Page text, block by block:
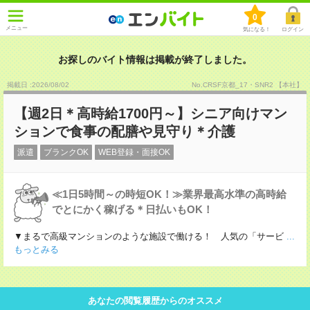
メニュー
0
気になる！ ログイン
お探しのバイト情報は掲載が終了しました。
掲載日 :2026/08/02 No.CRSF京都_17・SNR2 【本社】
【週2日＊高時給1700円～】シニア向けマン
ションで食事の配膳や見守り＊介護
派遣 ブランクOK WEB登録・面接OK
≪1日5時間～の時短OK！≫業界最高水準の高時給
でとにかく稼げる＊日払いもOK！
▼まるで高級マンションのような施設で働ける！ 人気の「サービ ...
もっとみる
あなたの閲覧履歴からのオススメ